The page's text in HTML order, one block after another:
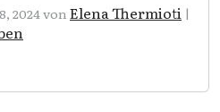
2024von Elena Thermioti |